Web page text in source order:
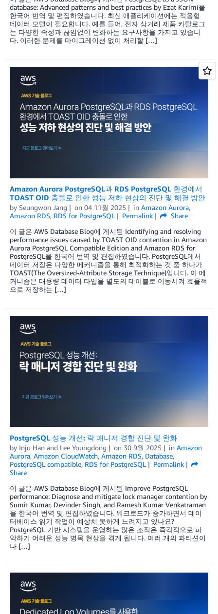
database: Advanced patterns and best practices by Ezat Karimi을
한국어 번역 및 편집하였습니다. 최신 애플리케이션에는 적응형
데이터 모델이 필요합니다. 예를 들어, 전자 상거래 제품 카탈로그
는 다양한 속성과 끊임없이 변화하는 요구사항을 가지고 있습니
다. 이러한 문제를 마이그레이션 없이 처리할 […]
Amazon Aurora PostgreSQL과 RDS PostgreSQL 환경에서
TOAST OID 충돌로 인한 성능 저하 현상의 진단 및 해결 방안
by Seungwon Jang on 04 11월 2025 in Amazon Aurora,
Amazon RDS, RDS for PostgreSQL Permalink
Share
이 글은 AWS Database Blog에 게시된 Identifying and resolving
performance issues caused by TOAST OID contention in Amazon
Aurora PostgreSQL Compatible Edition and Amazon RDS for
PostgreSQL을 한국어 번역 및 편집하였습니다. PostgreSQL에서
데이터 저장은 다양한 메커니즘을 통해 최적화하는 것 중 하나가
TOAST(The Oversized-Attribute Storage Technique)입니다. 이 메
커니즘은 대용량 데이터 타입을 별도의 테이블로 이동시켜 효율적
으로 저장하는 […]
PostgreSQL 성능 개선: 락 매니저 경합 진단 및 완화
by Inju Han and Lee Youngdong on 30 9월 2025 in Amazon
Aurora, Amazon CloudWatch, Amazon RDS, Database,
PostgreSQL compatible, RDS for PostgreSQL
Permalink
Share
이 글은 AWS Database Blog에 게시된 Improve PostgreSQL
performance: Diagnose and mitigate lock manager contention by
Sumit Kumar, Devinder Singh, and Ramesh Kumar Venkatraman
을 한국어 번역 및 편집하였습니다. 워크로드가 증가하면서 데이
터베이스 읽기 작업이 예상치 못하게 느려지고 있나요?
PostgreSQL 기반 시스템을 운영하는 많은 조직은 즉각적으로 파
악하기 어려운 성능 병목 현상을 겪게 됩니다. 여러 개의 파티션이
나 […]